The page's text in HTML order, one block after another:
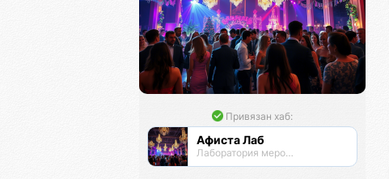
Привязан хаб:
Афиста Лаб